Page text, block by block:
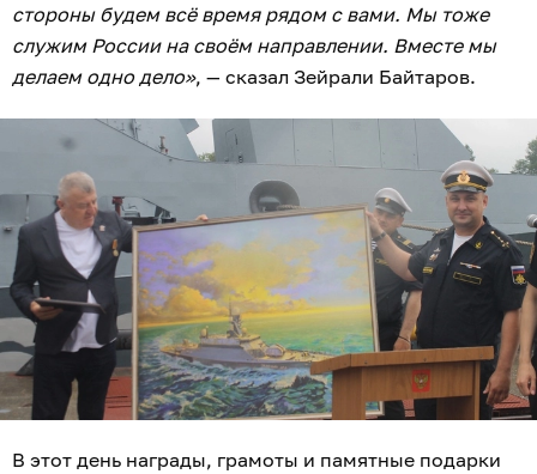
стороны будем всё время рядом с вами. Мы тоже
служим России на своём направлении. Вместе мы
делаем одно дело», — сказал Зейрали Байтаров.
В этот день награды, грамоты и памятные подарки